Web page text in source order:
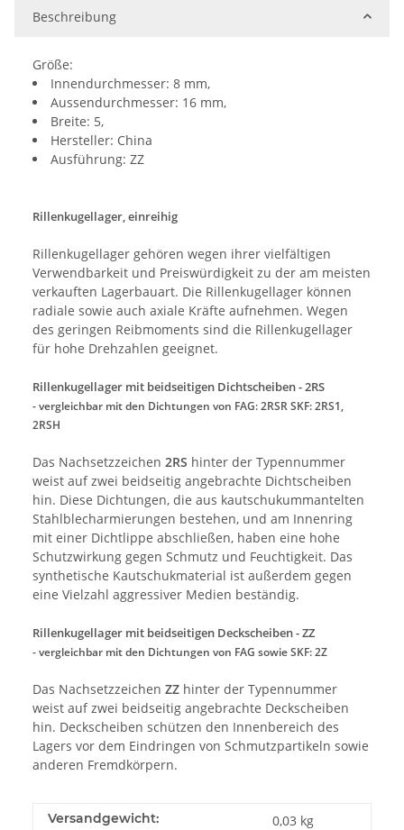
Beschreibung
Größe:
Innendurchmesser: 8 mm,
Aussendurchmesser: 16 mm,
Breite: 5,
Hersteller: China
Ausführung: ZZ
Rillenkugellager, einreihig
Rillenkugellager gehören wegen ihrer vielfältigen
Verwendbarkeit und Preiswürdigkeit zu der am meisten
verkauften Lagerbauart. Die Rillenkugellager können
radiale sowie auch axiale Kräfte aufnehmen. Wegen
des geringen Reibmoments sind die Rillenkugellager
für hohe Drehzahlen geeignet.
Rillenkugellager mit beidseitigen Dichtscheiben - 2RS
- vergleichbar mit den Dichtungen von FAG: 2RSR SKF: 2RS1,
2RSH
Das Nachsetzzeichen 2RS hinter der Typennummer
weist auf zwei beidseitig angebrachte Dichtscheiben
hin. Diese Dichtungen, die aus kautschukummantelten
Stahlblecharmierungen bestehen, und am Innenring
mit einer Dichtlippe abschließen, haben eine hohe
Schutzwirkung gegen Schmutz und Feuchtigkeit. Das
synthetische Kautschukmaterial ist außerdem gegen
eine Vielzahl aggressiver Medien beständig.
Rillenkugellager mit beidseitigen Deckscheiben - ZZ
- vergleichbar mit den Dichtungen von FAG sowie SKF: 2Z
Das Nachsetzzeichen ZZ hinter der Typennummer
weist auf zwei beidseitig angebrachte Deckscheiben
hin. Deckscheiben schützen den Innenbereich des
Lagers vor dem Eindringen von Schmutzpartikeln sowie
anderen Fremdkörpern.
Versandgewicht: 0,03 kg